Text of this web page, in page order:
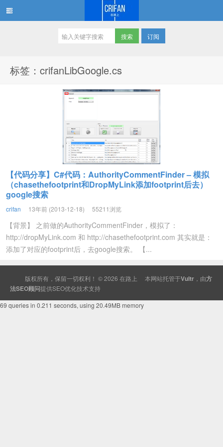
订阅
标签：crifanLibGoogle.cs
【代码分享】C#代码：AuthorityCommentFinder – 模拟
（chasethefootprint和DropMyLink添加footprint后去）
google搜索
crifan 13年前 (2013-12-18) 55211浏览
【背景】 之前做的AuthorityCommentFinder，模拟了：
http://dropMyLink.com 和 http://chasethefootprint.com 其实就是：
添加了对应的footprint后，去google搜索。 【...
版权所有，保留一切权利！ © 2026 在路上 本网站托管于Vultr ，由方
法SEO顾问提供SEO优化技术支持
69 queries in 0.211 seconds, using 20.49MB memory